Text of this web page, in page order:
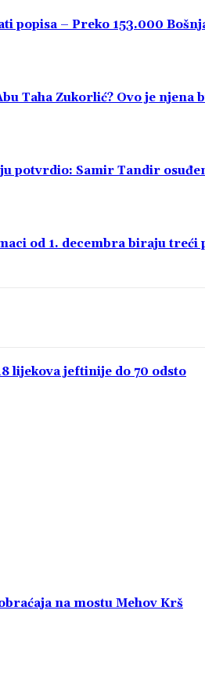
popisa – Preko 153.000
Taha Zukorlić? Ovo je njena
potvrdio: Samir Tandir
od 1. decembra biraju treći
lijekova jeftinije do 70 odsto
na mostu Mehov Krš